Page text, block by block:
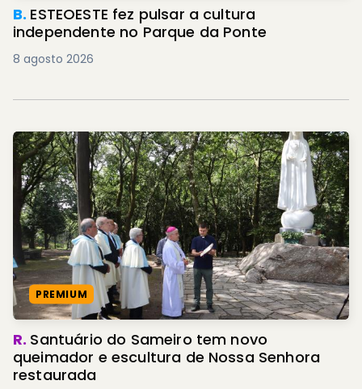
B. ESTEOESTE fez pulsar a cultura
independente no Parque da Ponte
8 agosto 2026
PREMIUM
R. Santuário do Sameiro tem novo
queimador e escultura de Nossa Senhora
restaurada